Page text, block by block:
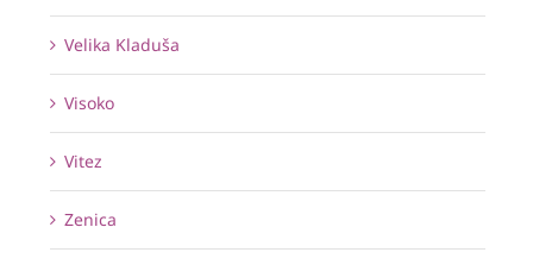
Velika Kladuša
Visoko
Vitez
Zenica